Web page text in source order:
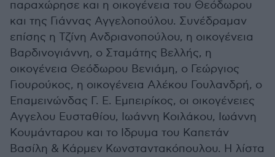
παραχώρησε και η οικογένεια του Θεόδωρου
και της Γιάννας Αγγελοπούλου. Συνέδραμαν
επίσης η Τζίνη Ανδριανοπούλου, η οικογένεια
Βαρδινογιάννη, ο Σταμάτης Βελλής, η
οικογένεια Θεόδωρου Βενιάμη, ο Γεώργιος
Γιουρούκος, η οικογένεια Αλέκου Γουλανδρή, ο
Επαμεινώνδας Γ. Ε. Εμπειρίκος, οι οικογένειες
Αγγελου Ευσταθίου, Ιωάννη Κοιλάκου, Ιωάννη
Κουμάνταρου και το Ιδρυμα του Καπετάν
Βασίλη & Κάρμεν Κωνσταντακόπουλου. Η λίστα